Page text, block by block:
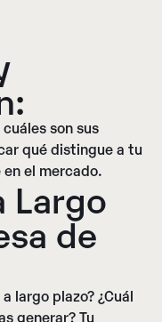
son sus
qué distingue a tu
el mercado.
Largo
de
largo plazo? ¿Cuál
generar? Tu